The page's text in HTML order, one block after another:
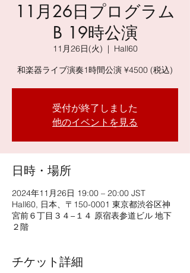
11月26日プログラム
B 19時公演
11月26日(火)
  |
Hall60
和楽器ライブ演奏1時間公演 ¥4500 (税込)
受付が終了しました
他のイベントを見る
日時・場所
2024年11月26日 19:00 – 20:00 JST
Hall60, 日本、〒150-0001 東京都渋谷区神
宮前６丁目３４−１４ 原宿表参道ビル 地下
２階
チケット詳細